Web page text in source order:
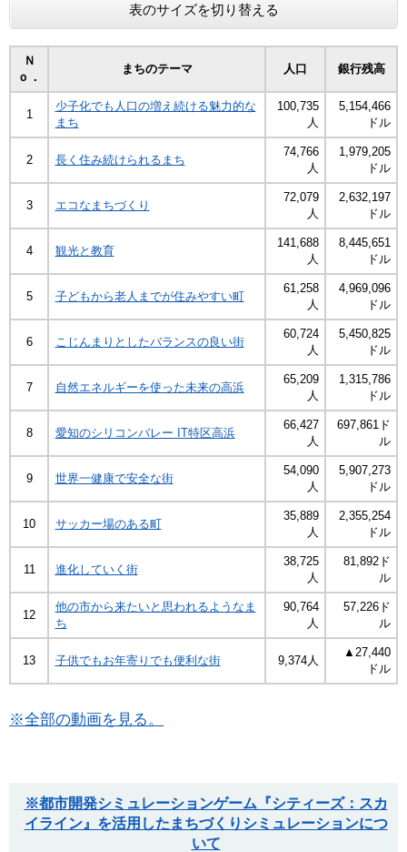
表のサイズを切り替える
Ｎ
ｏ．
まちのテーマ 人口 銀行残高
1
少子化でも人口の増え続ける魅力的な
まち
100,735
人
5,154,466
ドル
2 長く住み続けられるまち
74,766
人
1,979,205
ドル
3 エコなまちづくり
72,079
人
2,632,197
ドル
4 観光と教育
141,688
人
8,445,651
ドル
5 子どもから老人までが住みやすい町
61,258
人
4,969,096
ドル
6 こじんまりとしたバランスの良い街
60,724
人
5,450,825
ドル
7 自然エネルギーを使った未来の高浜
65,209
人
1,315,786
ドル
8 愛知のシリコンバレー IT特区高浜
66,427
人
697,861ド
ル
9 世界一健康で安全な街
54,090
人
5,907,273
ドル
10 サッカー場のある町
35,889
人
2,355,254
ドル
11 進化していく街
38,725
人
81,892ド
ル
12
他の市から来たいと思われるようなま
ち
90,764
人
57,226ド
ル
13 子供でもお年寄りでも便利な街 9,374人
▲27,440
ドル
※全部の動画を見る。
※都市開発シミュレーションゲーム『シティーズ：スカ
イライン』を活用したまちづくりシミュレーションにつ
いて